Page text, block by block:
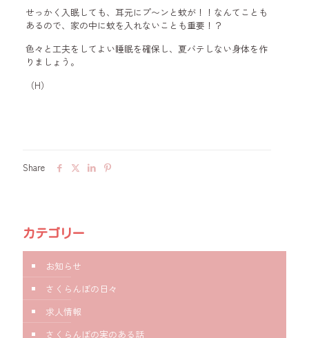
せっかく入眠しても、耳元にプ〜ンと蚊が！！なんてことも
あるので、家の中に蚊を入れないことも重要！？
色々と工夫をしてよい睡眠を確保し、夏バテしない身体を作
りましょう。
（H）
Share
カテゴリー
お知らせ
さくらんぼの日々
求人情報
さくらんぼの実のある話